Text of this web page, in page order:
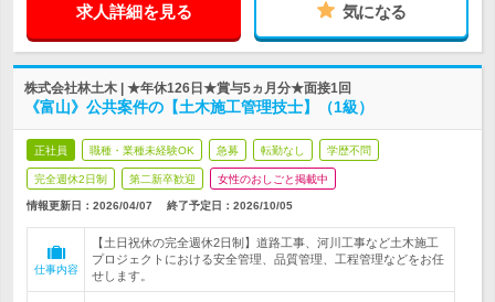
求人詳細を見る 気になる
株式会社林土木 | ★年休126日★賞与5ヵ月分★面接1回
《富山》公共案件の【土木施工管理技士】（1級）
正社員 職種・業種未経験OK 急募 転勤なし 学歴不問
完全週休2日制 第二新卒歓迎 女性のおしごと掲載中
情報更新日：2026/04/07 終了予定日： 2026/10/05
仕事内容
【土日祝休の完全週休2日制】道路工事、河川工事など土木施工
プロジェクトにおける安全管理、品質管理、工程管理などをお任
せします。